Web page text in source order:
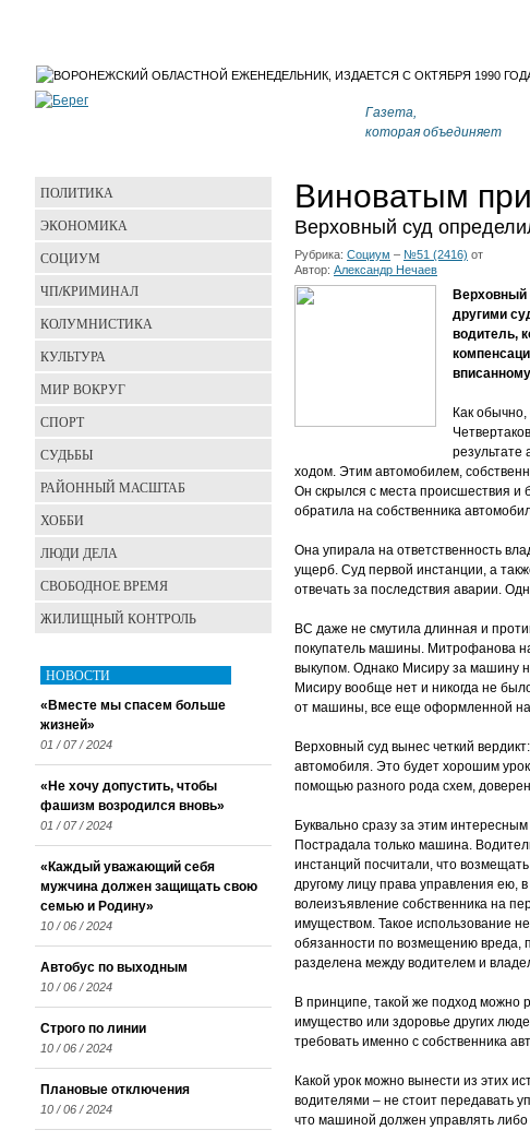
Газета,
которая объединяет
Виноватым
Верховный суд
Рубрика: Социум – №51 (2416) от
Автор: Александр Нечаев
Верховный
другими
водитель,
Как
ходом. Этим автомобилем,
Он скрылся с места происшествия и
обратила на собственника
Она упирала на ответственность
ущерб. Суд первой инстанции, а
отвечать за последствия аварии.
ВС даже не смутила длинная и
покупатель машины. Митрофанова
выкупом. Однако Мисиру за машину
Мисиру вообще нет и никогда не
от машины, все еще оформленной
Верховный суд вынес четкий
автомобиля. Это будет хорошим
помощью разного рода схем,
Буквально сразу за этим
Пострадала только машина.
инстанций посчитали, что
другому лицу права управления ею,
волеизъявление собственника на
имуществом. Такое использование
обязанности по возмещению вреда,
разделена между водителем и
В принципе, такой же подход можно
имущество или здоровье других
требовать именно с собственника
Какой урок можно вынести из этих
водителями – не стоит передавать
что машиной должен управлять
ПОЛИТИКА
ЭКОНОМИКА
СОЦИУМ
ЧП/КРИМИНАЛ
КОЛУМНИСТИКА
КУЛЬТУРА
МИР ВОКРУГ
СПОРТ
СУДЬБЫ
РАЙОННЫЙ МАСШТАБ
ХОББИ
ЛЮДИ ДЕЛА
СВОБОДНОЕ ВРЕМЯ
ЖИЛИЩНЫЙ КОНТРОЛЬ
НОВОСТИ
«Вместе мы спасем больше
жизней»
01 / 07 / 2024
«Не хочу допустить, чтобы
фашизм возродился вновь»
01 / 07 / 2024
«Каждый уважающий себя
мужчина должен защищать свою
семью и Родину»
10 / 06 / 2024
Автобус по выходным
10 / 06 / 2024
Строго по линии
10 / 06 / 2024
Плановые отключения
10 / 06 / 2024